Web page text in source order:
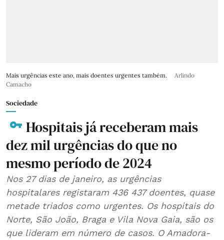
Mais urgências este ano, mais doentes urgentes também.
Arlindo
Camacho
Sociedade
Hospitais já receberam mais
dez mil urgências do que no
mesmo período de 2024
Nos 27 dias de janeiro, as urgências
hospitalares registaram 436 437 doentes, quase
metade triados como urgentes. Os hospitais do
Norte, São João, Braga e Vila Nova Gaia, são os
que lideram em número de casos. O Amadora-